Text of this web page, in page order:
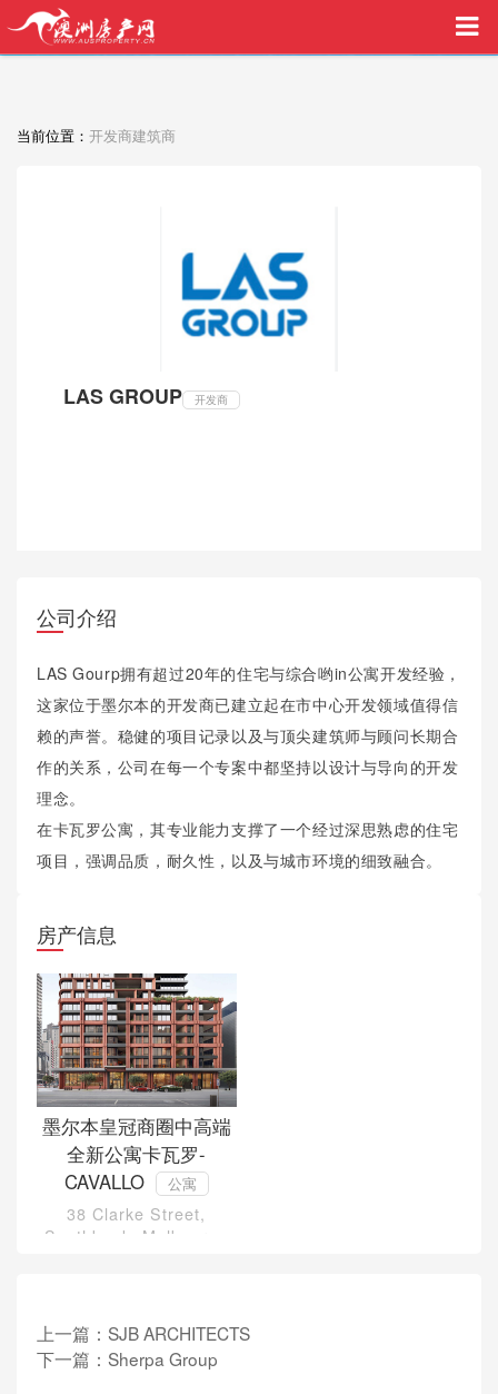
买家中介VIP服务，助您安心购房
当前位置： 开发商建筑商
LAS GROUP 开发商
公司介绍
LAS Gourp拥有超过20年的住宅与综合哟in公寓开发经验，
这家位于墨尔本的开发商已建立起在市中心开发领域值得信
赖的声誉。稳健的项目记录以及与顶尖建筑师与顾问长期合
作的关系，公司在每一个专案中都坚持以设计与导向的开发
理念。
在卡瓦罗公寓，其专业能力支撑了一个经过深思熟虑的住宅
项目，强调品质，耐久性，以及与城市环境的细致融合。
房产信息
墨尔本皇冠商圈中高端
全新公寓卡瓦罗-
CAVALLO
公寓
38 Clarke Street,
Southbank, Melbourne
上一篇： SJB ARCHITECTS
下一篇： Sherpa Group